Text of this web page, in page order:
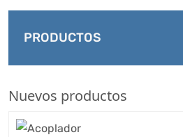
PRODUCTOS
Nuevos productos